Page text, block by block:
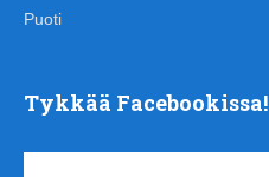
Puoti
Tykkää Facebookissa!